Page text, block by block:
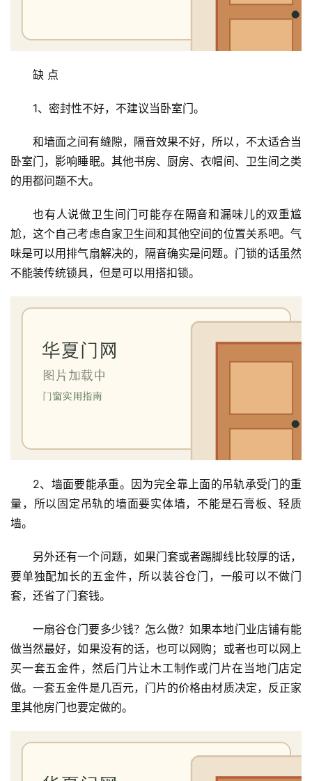
缺 点
1、密封性不好，不建议当卧室门。
和墙面之间有缝隙，隔音效果不好，所以，不太适合当
卧室门，影响睡眠。其他书房、厨房、衣帽间、卫生间之类
的用都问题不大。
也有人说做卫生间门可能存在隔音和漏味儿的双重尴
尬，这个自己考虑自家卫生间和其他空间的位置关系吧。气
味是可以用排气扇解决的，隔音确实是问题。门锁的话虽然
不能装传统锁具，但是可以用搭扣锁。
2、墙面要能承重。因为完全靠上面的吊轨承受门的重
量，所以固定吊轨的墙面要实体墙，不能是石膏板、轻质
墙。
另外还有一个问题，如果门套或者踢脚线比较厚的话，
要单独配加长的五金件，所以装谷仓门，一般可以不做门
套，还省了门套钱。
一扇谷仓门要多少钱？怎么做？如果本地门业店铺有能
做当然最好，如果没有的话，也可以网购；或者也可以网上
买一套五金件，然后门片让木工制作或门片在当地门店定
做。一套五金件是几百元，门片的价格由材质决定，反正家
里其他房门也要定做的。